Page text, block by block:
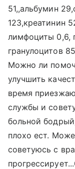
51,,альбумин
123,креатинин
лимфоциты 0,6,
гранулоцитов
Можно ли
улучшить
время
службы и
больной
плохо ест.
советуюсь с